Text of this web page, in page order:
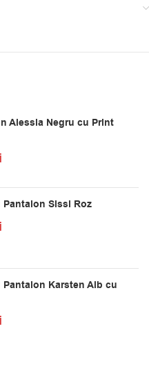
Alessia Negru cu Print
Sissi Roz
Karsten Alb cu